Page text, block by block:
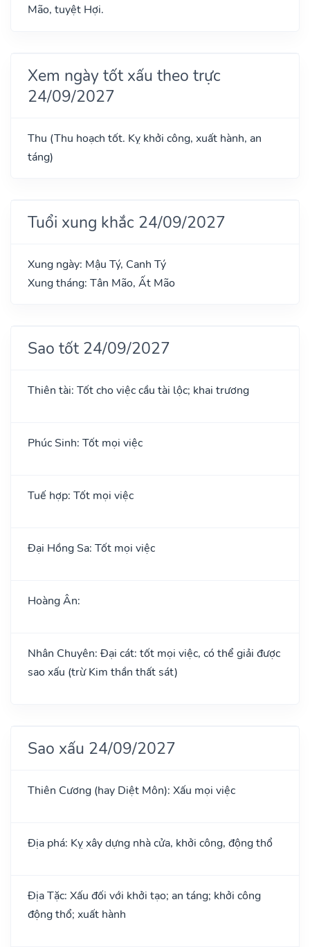
Mão, tuyệt Hợi.
Xem ngày tốt xấu theo trực
24/09/2027
Thu (Thu hoạch tốt. Kỵ khởi công, xuất hành, an
táng)
Tuổi xung khắc 24/09/2027
Xung ngày: Mậu Tý, Canh Tý
Xung tháng: Tân Mão, Ất Mão
Sao tốt 24/09/2027
Thiên tài: Tốt cho việc cầu tài lộc; khai trương
Phúc Sinh: Tốt mọi việc
Tuế hợp: Tốt mọi việc
Đại Hồng Sa: Tốt mọi việc
Hoàng Ân:
Nhân Chuyên: Đại cát: tốt mọi việc, có thể giải được
sao xấu (trừ Kim thần thất sát)
Sao xấu 24/09/2027
Thiên Cương (hay Diệt Môn): Xấu mọi việc
Địa phá: Kỵ xây dựng nhà cửa, khởi công, động thổ
Địa Tặc: Xấu đối với khởi tạo; an táng; khởi công
động thổ; xuất hành